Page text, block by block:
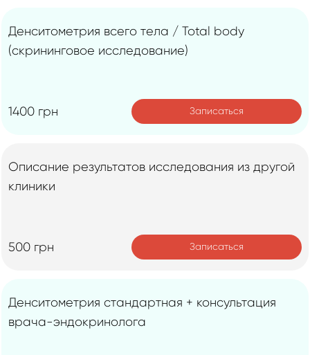
Денситометрия всего тела / Total body
(скрининговое исследование)
1400 грн Записаться
Описание результатов исследования из другой
клиники
500 грн Записаться
Денситометрия стандартная + консультация
врача-эндокринолога